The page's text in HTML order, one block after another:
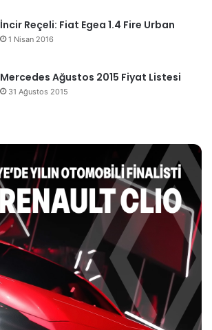
İncir Reçeli: Fiat Egea 1.4 Fire Urban
1 Nisan 2016
Mercedes Ağustos 2015 Fiyat Listesi
31 Ağustos 2015